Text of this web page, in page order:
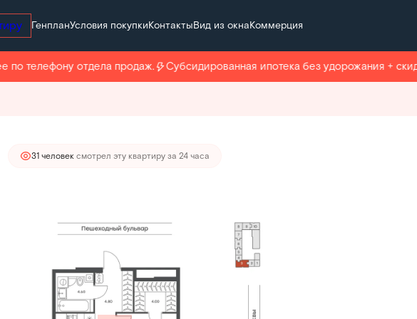
ГенпланУсловия покупкиКонтактыВид из окнаКоммерция
телефону отдела продаж. Субсидированная ипотека без удорожания +
руб.Ипотекаот 106 660 руб./мес.
31 человек смотрел эту квартиру за 24 часа